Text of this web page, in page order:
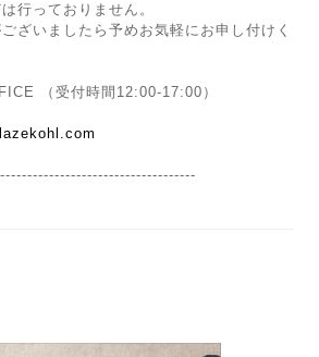
行っておりません。
ざいましたら予めお気軽にお申し付けく
（受付時間12:00-17:00）